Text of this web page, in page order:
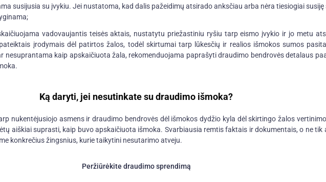
susijusia su įvykiu. Jei nustatoma, kad dalis pažeidimų atsirado anksčiau arba nėra tiesiogiai susiję
vadovaujantis teisės aktais, nustatytu priežastiniu ryšiu tarp eismo įvykio ir jo metu
įrodymais dėl patirtos žalos, todėl skirtumai tarp lūkesčių ir realios išmokos sumos
nesuprantama kaip apskaičiuota žala, rekomenduojama paprašyti draudimo bendrovės detalaus
Ką daryti, jei nesutinkate su draudimo išmoka?
nukentėjusiojo asmens ir draudimo bendrovės dėl išmokos dydžio kyla dėl skirtingo žalos
aiškiai suprasti, kaip buvo apskaičiuota išmoka. Svarbiausia remtis faktais ir dokumentais, o ne tik
konkrečius žingsnius, kurie taikytini nesutarimo atveju.
Peržiūrėkite draudimo sprendimą